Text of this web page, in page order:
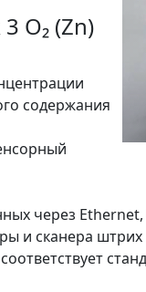
О₂ (Zn)
содержания
через Ethernet,
и сканера штрих